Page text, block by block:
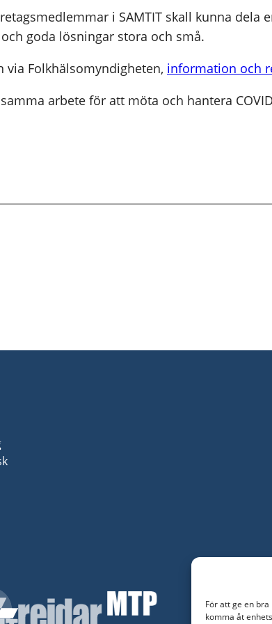
För att ge en
komma åt
i SAMTIT skall kunna dela
goda lösningar stora och små.
via Folkhälsomyndigheten, information och
arbete för att möta och hantera